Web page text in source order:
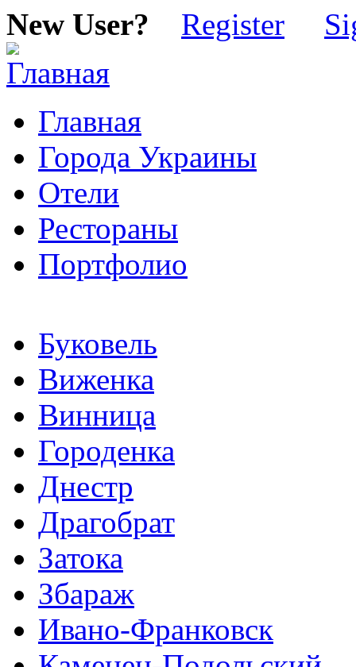
New User? Register
Главная
Города Украины
Отели
Рестораны
Портфолио
Буковель
Виженка
Винница
Городенка
Днестр
Драгобрат
Затока
Збараж
Ивано-Франковск